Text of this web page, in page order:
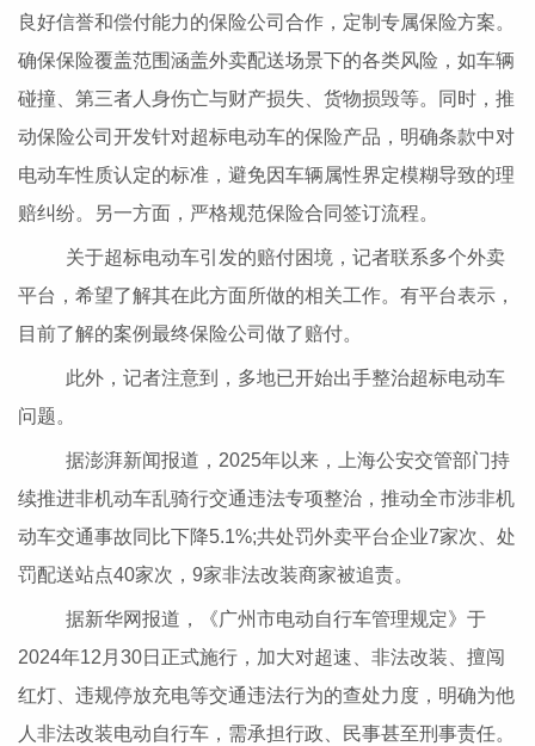
良好信誉和偿付能力的保险公司合作，定制专属保险方案。
确保保险覆盖范围涵盖外卖配送场景下的各类风险，如车辆
碰撞、第三者人身伤亡与财产损失、货物损毁等。同时，推
动保险公司开发针对超标电动车的保险产品，明确条款中对
电动车性质认定的标准，避免因车辆属性界定模糊导致的理
赔纠纷。另一方面，严格规范保险合同签订流程。
关于超标电动车引发的赔付困境，记者联系多个外卖
平台，希望了解其在此方面所做的相关工作。有平台表示，
目前了解的案例最终保险公司做了赔付。
此外，记者注意到，多地已开始出手整治超标电动车
问题。
据澎湃新闻报道，2025年以来，上海公安交管部门持
续推进非机动车乱骑行交通违法专项整治，推动全市涉非机
动车交通事故同比下降5.1%;共处罚外卖平台企业7家次、处
罚配送站点40家次，9家非法改装商家被追责。
据新华网报道，《广州市电动自行车管理规定》于
2024年12月30日正式施行，加大对超速、非法改装、擅闯
红灯、违规停放充电等交通违法行为的查处力度，明确为他
人非法改装电动自行车，需承担行政、民事甚至刑事责任。